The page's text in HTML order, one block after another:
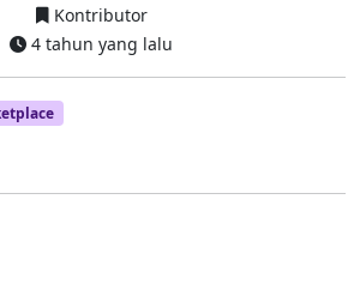
Kontributor
4 tahun yang lalu